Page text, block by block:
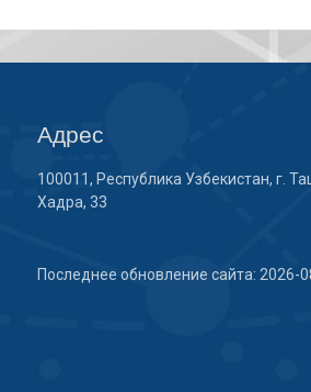
Адрес
100011, Республика Узбекистан, г.
Хадра, 33
Последнее обновление сайта: 2026-